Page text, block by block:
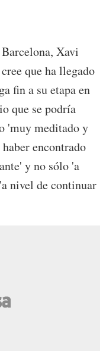
Xavi
que ha llegado
fin a su etapa en
que se podría
'muy meditado y
encontrado
y no sólo 'a
nivel de continuar